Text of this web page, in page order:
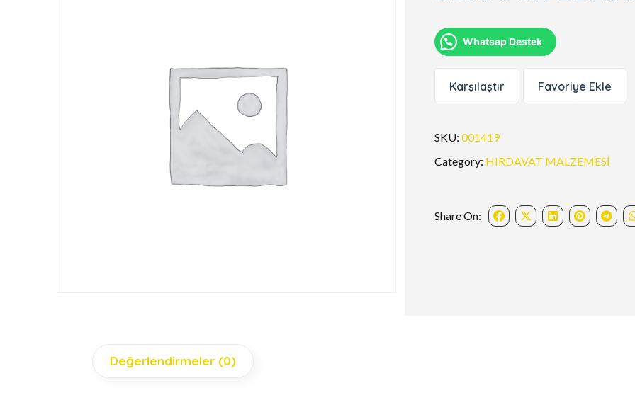
Whatsap Destek
Karşılaştır Favoriye Ekle
SKU:001419
Category: HIRDAVAT MALZEMESİ
Share On:
Değerlendirmeler (0)